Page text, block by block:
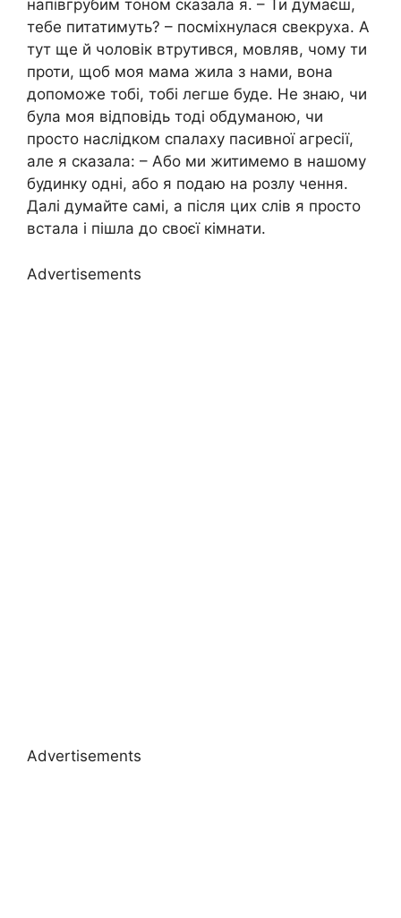
напівгрубим тоном сказала я. – Ти думаєш,
тебе питатимуть? – посміхнулася свекруха. А
тут ще й чоловік втрутився, мовляв, чому ти
проти, щоб моя мама жила з нами, вона
допоможе тобі, тобі легше буде. Не знаю, чи
була моя відповідь тоді обдуманою, чи
просто наслідком спалаху пасивної агресії,
але я сказала: – Або ми житимемо в нашому
будинку одні, або я подаю на розлу чення.
Далі думайте самі, а після цих слів я просто
встала і пішла до своєї кімнати.
Advertisements
Advertisements